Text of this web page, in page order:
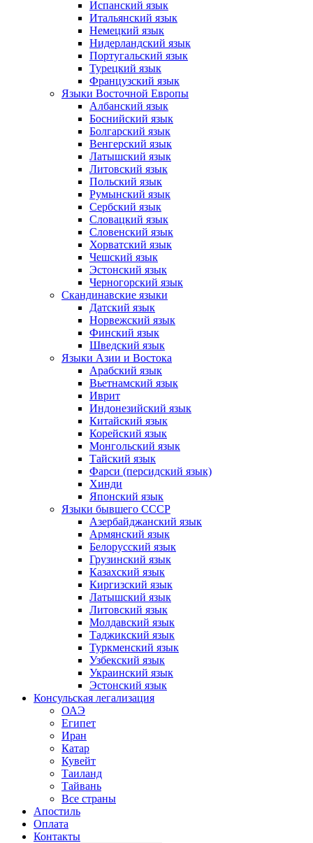
Испанский язык
Итальянский язык
Немецкий язык
Нидерландский язык
Португальский язык
Турецкий язык
Французский язык
Языки Восточной Европы
Албанский язык
Боснийский язык
Болгарский язык
Венгерский язык
Латышский язык
Литовский язык
Польский язык
Румынский язык
Сербский язык
Словацкий язык
Словенский язык
Хорватский язык
Чешский язык
Эстонский язык
Черногорский язык
Скандинавские языки
Датский язык
Норвежский язык
Финский язык
Шведский язык
Языки Азии и Востока
Арабский язык
Вьетнамский язык
Иврит
Индонезийский язык
Китайский язык
Корейский язык
Монгольский язык
Тайский язык
Фарси (персидский язык)
Хинди
Японский язык
Языки бывшего СССР
Азербайджанский язык
Армянский язык
Белорусский язык
Грузинский язык
Казахский язык
Киргизский язык
Латышский язык
Литовский язык
Молдавский язык
Таджикский язык
Туркменский язык
Узбекский язык
Украинский язык
Эстонский язык
Консульская легализация
ОАЭ
Египет
Иран
Катар
Кувейт
Таиланд
Тайвань
Все страны
Апостиль
Оплата
Контакты